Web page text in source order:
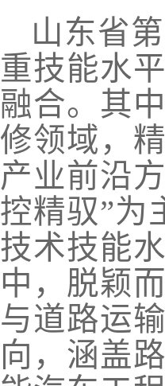
山东省
重技能水
融合。其
修领域，
产业前沿
控精驭”为
技术技能
中，脱颖
与道路运
向，涵盖